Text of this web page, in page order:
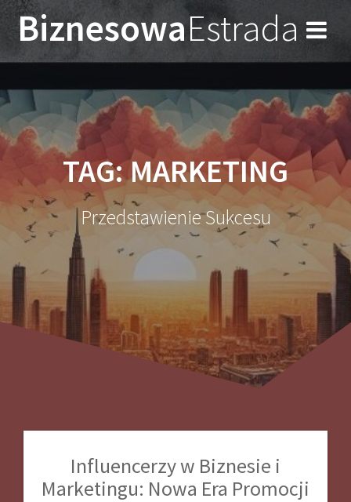
do
treści
BiznesowaEstrada
TAG:MARKETING
Przedstawienie Sukcesu
Influencerzy w Biznesie i
Marketingu: Nowa Era Promocji